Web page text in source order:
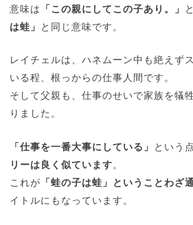
意味は 「この親にしてこの子あり。」
は蛙」 と同じ意味です。
レイチェルは、ハネムーン中も絶えず
いる程、根っからの仕事人間です。
そして父親も、仕事のせいで家族を犠
りました。
「仕事を一番大事にしている」 という
リーは良く似ています。
これが 「蛙の子は蛙」ということわざ
イトルにもなっています。